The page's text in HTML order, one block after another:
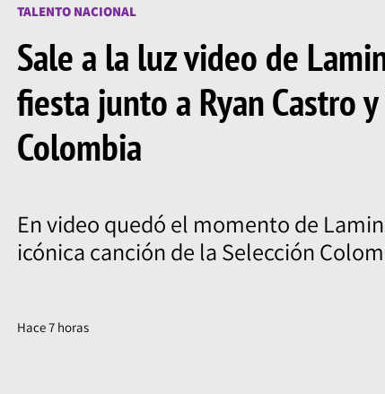
TALENTO NACIONAL
Sale a la luz video de
fiesta junto a Ryan Castro
Colombia
En video quedó el momento de
icónica canción de la Selección
Hace 7 horas